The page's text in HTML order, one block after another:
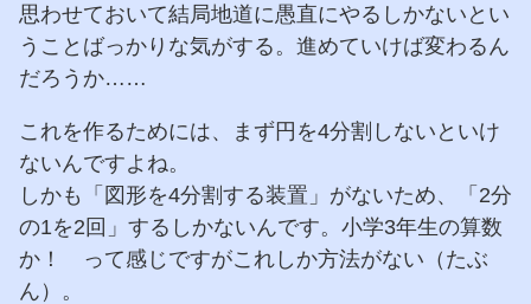
思わせておいて結局地道に愚直にやるしかないとい
うことばっかりな気がする。進めていけば変わるん
だろうか……
これを作るためには、まず円を4分割しないといけ
ないんですよね。
しかも「図形を4分割する装置」がないため、「2分
の1を2回」するしかないんです。小学3年生の算数
か！ って感じですがこれしか方法がない（たぶ
ん）。